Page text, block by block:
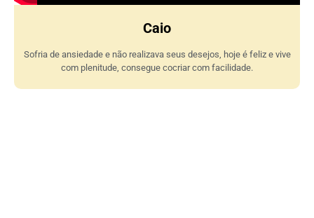
Caio
Sofria de ansiedade e não realizava seus desejos, hoje é feliz e vive
com plenitude, consegue cocriar com facilidade.